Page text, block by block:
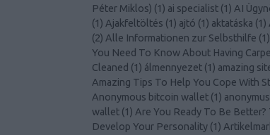
Péter Miklos) (1) ai specialist (1) AI
(1) Ajakfeltöltés (1) ajtó (1) aktatáska (1)
(2) Alle Informationen zur Selbsthilfe (1)
You Need To Know About Having
Cleaned (1) álmennyezet (1) amazing
Amazing Tips To Help You Cope With
Anonymous bitcoin wallet (1)
wallet (1) Are You Ready To Be Better?
Develop Your Personality (1)